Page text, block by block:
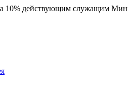
10% действующим служащим